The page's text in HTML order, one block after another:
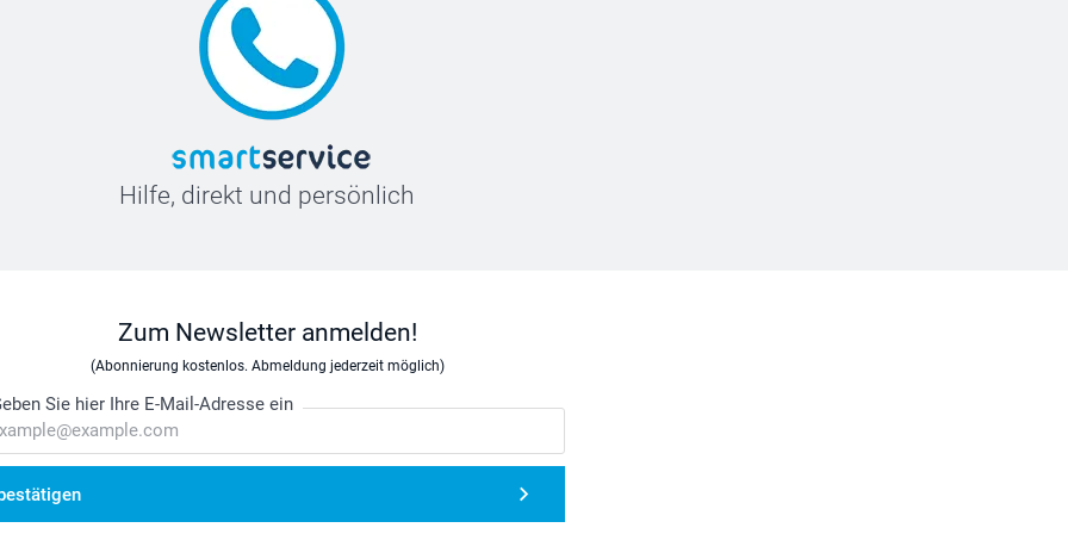
Hilfe, direkt und persönlich
Zum Newsletter anmelden!
(Abonnierung kostenlos. Abmeldung jederzeit möglich)
Sie hier Ihre E-Mail-Adresse ein